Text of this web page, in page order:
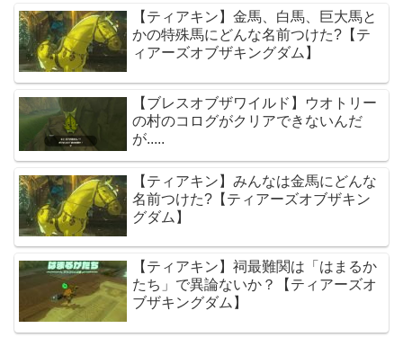
【ティアキン】金馬、白馬、巨大馬と
かの特殊馬にどんな名前つけた?【テ
ィアーズオブザキングダム】
【ブレスオブザワイルド】ウオトリー
の村のコログがクリアできないんだ
が.....
【ティアキン】みんなは金馬にどんな
名前つけた?【ティアーズオブザキン
グダム】
【ティアキン】祠最難関は「はまるか
たち」で異論ないか？【ティアーズオ
ブザキングダム】